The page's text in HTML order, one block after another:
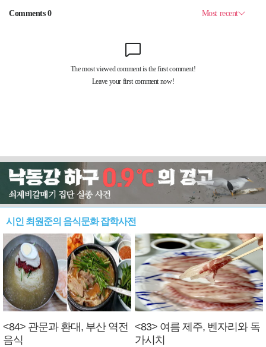
시인 최원준의 음식문화 잡학사전
<84> 관문과 환대, 부산 역전
음식
<83> 여름 제주, 벤자리와 독
가시치